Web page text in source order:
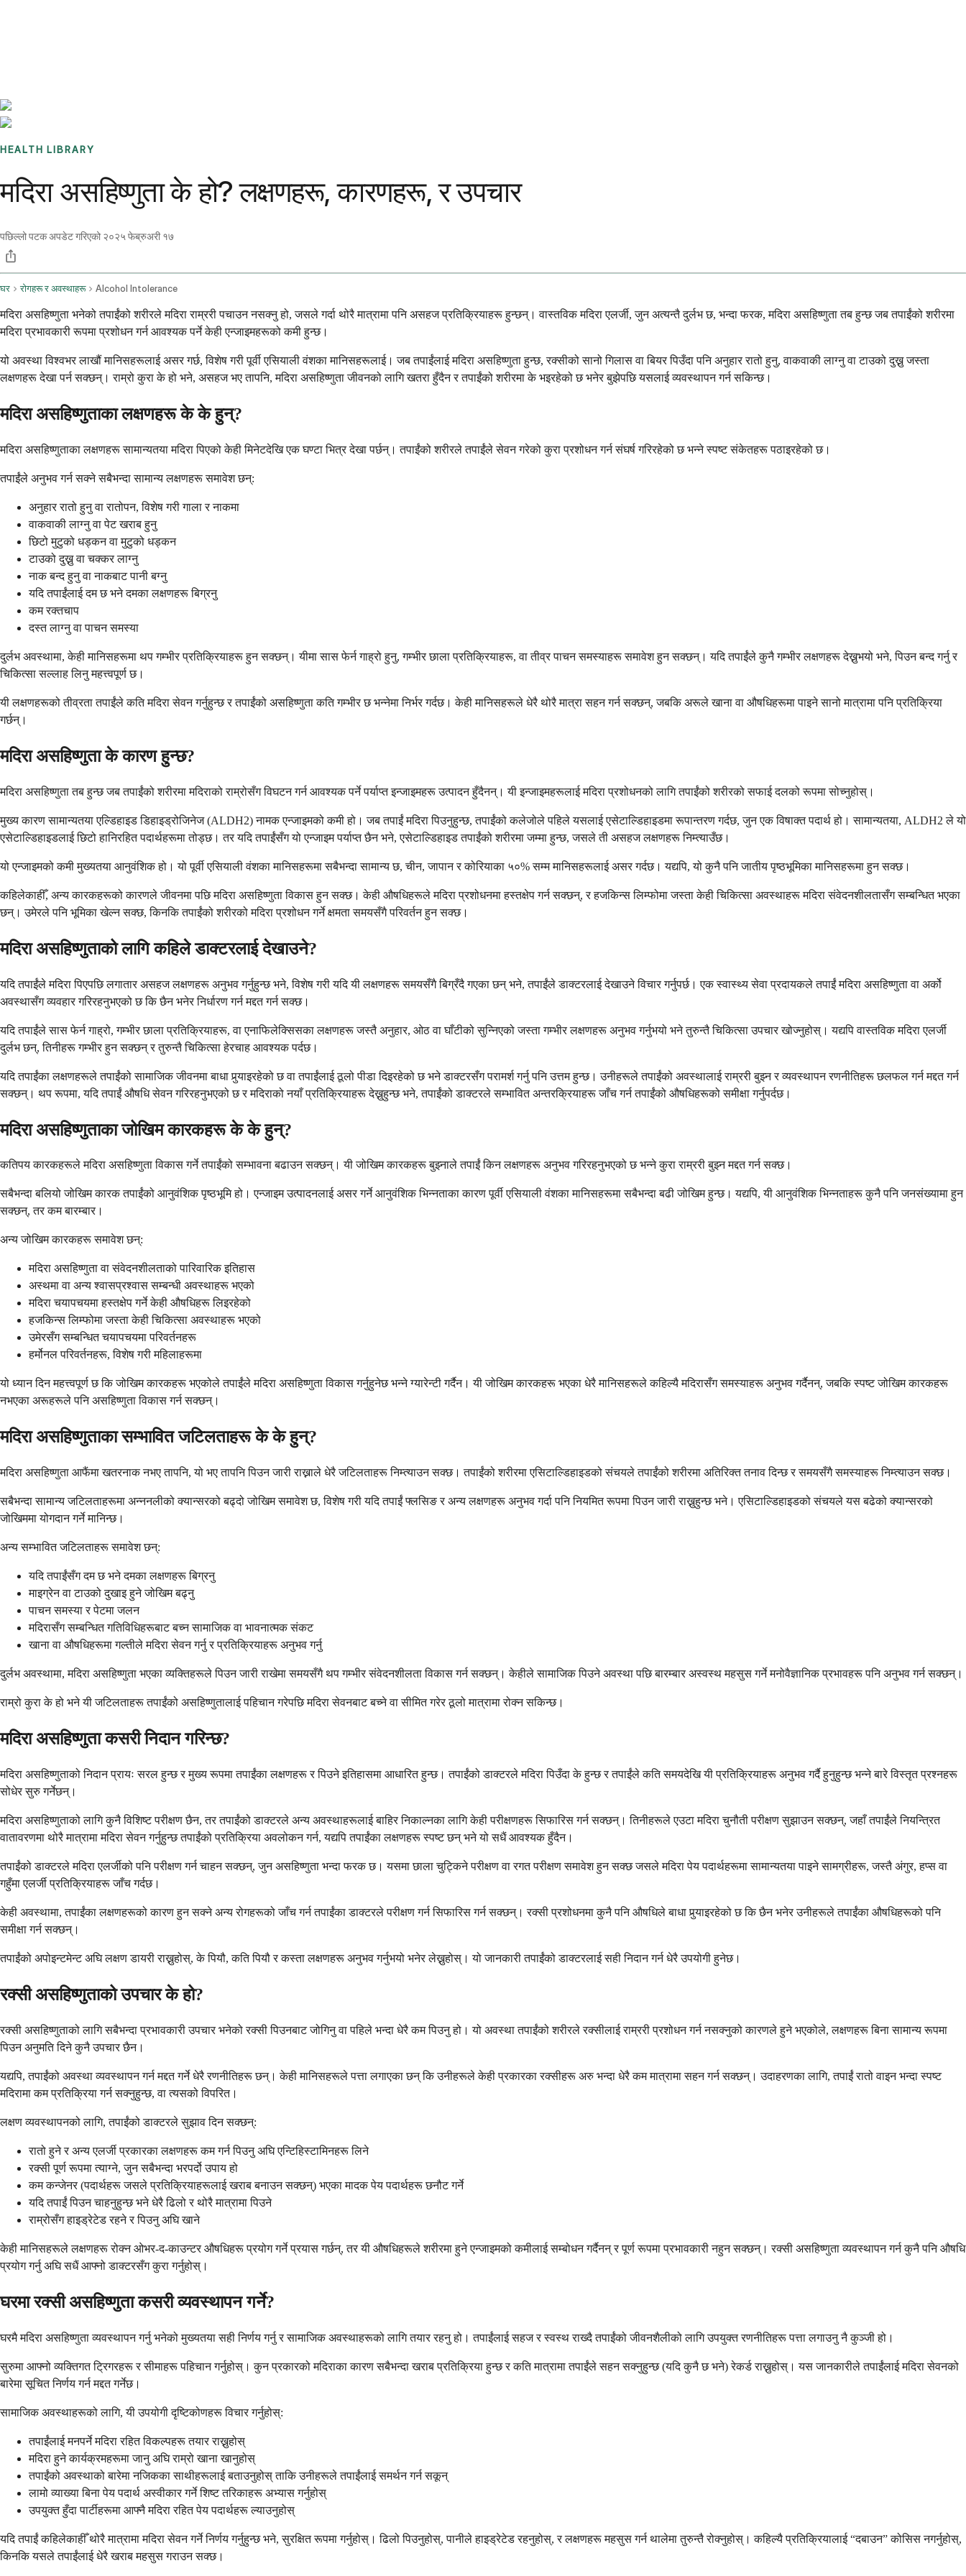
HEALTH LIBRARY
मदिरा असहिष्णुता के हो? लक्षणहरू, कारणहरू, र उपचार
पछिल्लो पटक अपडेट गरिएको २०२५ फेब्रुअरी १७
घर रोगहरू र अवस्थाहरू Alcohol Intolerance
मदिरा असहिष्णुता भनेको तपाईंको शरीरले मदिरा राम्ररी पचाउन नसक्नु हो, जसले गर्दा थोरै मात्रामा पनि असहज प्रतिक्रियाहरू हुन्छन्। वास्तविक मदिरा एलर्जी, जुन अत्यन्तै दुर्लभ छ, भन्दा फरक, मदिरा असहिष्णुता तब हुन्छ जब तपाईंको शरीरमा
मदिरा प्रभावकारी रूपमा प्रशोधन गर्न आवश्यक पर्ने केही एन्जाइमहरूको कमी हुन्छ।
यो अवस्था विश्वभर लाखौं मानिसहरूलाई असर गर्छ, विशेष गरी पूर्वी एसियाली वंशका मानिसहरूलाई। जब तपाईंलाई मदिरा असहिष्णुता हुन्छ, रक्सीको सानो गिलास वा बियर पिउँदा पनि अनुहार रातो हुनु, वाकवाकी लाग्नु वा टाउको दुख्नु जस्ता
लक्षणहरू देखा पर्न सक्छन्। राम्रो कुरा के हो भने, असहज भए तापनि, मदिरा असहिष्णुता जीवनको लागि खतरा हुँदैन र तपाईंको शरीरमा के भइरहेको छ भनेर बुझेपछि यसलाई व्यवस्थापन गर्न सकिन्छ।
मदिरा असहिष्णुताका लक्षणहरू के के हुन्?
मदिरा असहिष्णुताका लक्षणहरू सामान्यतया मदिरा पिएको केही मिनेटदेखि एक घण्टा भित्र देखा पर्छन्। तपाईंको शरीरले तपाईंले सेवन गरेको कुरा प्रशोधन गर्न संघर्ष गरिरहेको छ भन्ने स्पष्ट संकेतहरू पठाइरहेको छ।
तपाईंले अनुभव गर्न सक्ने सबैभन्दा सामान्य लक्षणहरू समावेश छन्:
अनुहार रातो हुनु वा रातोपन, विशेष गरी गाला र नाकमा
वाकवाकी लाग्नु वा पेट खराब हुनु
छिटो मुटुको धड्कन वा मुटुको धड्कन
टाउको दुख्नु वा चक्कर लाग्नु
नाक बन्द हुनु वा नाकबाट पानी बग्नु
यदि तपाईंलाई दम छ भने दमका लक्षणहरू बिग्रनु
कम रक्तचाप
दस्त लाग्नु वा पाचन समस्या
दुर्लभ अवस्थामा, केही मानिसहरूमा थप गम्भीर प्रतिक्रियाहरू हुन सक्छन्। यीमा सास फेर्न गाह्रो हुनु, गम्भीर छाला प्रतिक्रियाहरू, वा तीव्र पाचन समस्याहरू समावेश हुन सक्छन्। यदि तपाईंले कुनै गम्भीर लक्षणहरू देख्नुभयो भने, पिउन बन्द गर्नु र
चिकित्सा सल्लाह लिनु महत्त्वपूर्ण छ।
यी लक्षणहरूको तीव्रता तपाईंले कति मदिरा सेवन गर्नुहुन्छ र तपाईंको असहिष्णुता कति गम्भीर छ भन्नेमा निर्भर गर्दछ। केही मानिसहरूले धेरै थोरै मात्रा सहन गर्न सक्छन्, जबकि अरूले खाना वा औषधिहरूमा पाइने सानो मात्रामा पनि प्रतिक्रिया
गर्छन्।
मदिरा असहिष्णुता के कारण हुन्छ?
मदिरा असहिष्णुता तब हुन्छ जब तपाईंको शरीरमा मदिराको राम्रोसँग विघटन गर्न आवश्यक पर्ने पर्याप्त इन्जाइमहरू उत्पादन हुँदैनन्। यी इन्जाइमहरूलाई मदिरा प्रशोधनको लागि तपाईंको शरीरको सफाई दलको रूपमा सोच्नुहोस्।
मुख्य कारण सामान्यतया एल्डिहाइड डिहाइड्रोजिनेज (ALDH2) नामक एन्जाइमको कमी हो। जब तपाईं मदिरा पिउनुहुन्छ, तपाईंको कलेजोले पहिले यसलाई एसेटाल्डिहाइडमा रूपान्तरण गर्दछ, जुन एक विषाक्त पदार्थ हो। सामान्यतया, ALDH2 ले यो
एसेटाल्डिहाइडलाई छिटो हानिरहित पदार्थहरूमा तोड्छ। तर यदि तपाईंसँग यो एन्जाइम पर्याप्त छैन भने, एसेटाल्डिहाइड तपाईंको शरीरमा जम्मा हुन्छ, जसले ती असहज लक्षणहरू निम्त्याउँछ।
यो एन्जाइमको कमी मुख्यतया आनुवंशिक हो। यो पूर्वी एसियाली वंशका मानिसहरूमा सबैभन्दा सामान्य छ, चीन, जापान र कोरियाका ५०% सम्म मानिसहरूलाई असर गर्दछ। यद्यपि, यो कुनै पनि जातीय पृष्ठभूमिका मानिसहरूमा हुन सक्छ।
कहिलेकाहीँ, अन्य कारकहरूको कारणले जीवनमा पछि मदिरा असहिष्णुता विकास हुन सक्छ। केही औषधिहरूले मदिरा प्रशोधनमा हस्तक्षेप गर्न सक्छन्, र हजकिन्स लिम्फोमा जस्ता केही चिकित्सा अवस्थाहरू मदिरा संवेदनशीलतासँग सम्बन्धित भएका
छन्। उमेरले पनि भूमिका खेल्न सक्छ, किनकि तपाईंको शरीरको मदिरा प्रशोधन गर्ने क्षमता समयसँगै परिवर्तन हुन सक्छ।
मदिरा असहिष्णुताको लागि कहिले डाक्टरलाई देखाउने?
यदि तपाईंले मदिरा पिएपछि लगातार असहज लक्षणहरू अनुभव गर्नुहुन्छ भने, विशेष गरी यदि यी लक्षणहरू समयसँगै बिग्रँदै गएका छन् भने, तपाईंले डाक्टरलाई देखाउने विचार गर्नुपर्छ। एक स्वास्थ्य सेवा प्रदायकले तपाईं मदिरा असहिष्णुता वा अर्को
अवस्थासँग व्यवहार गरिरहनुभएको छ कि छैन भनेर निर्धारण गर्न मद्दत गर्न सक्छ।
यदि तपाईंले सास फेर्न गाह्रो, गम्भीर छाला प्रतिक्रियाहरू, वा एनाफिलेक्सिसका लक्षणहरू जस्तै अनुहार, ओठ वा घाँटीको सुन्निएको जस्ता गम्भीर लक्षणहरू अनुभव गर्नुभयो भने तुरुन्तै चिकित्सा उपचार खोज्नुहोस्। यद्यपि वास्तविक मदिरा एलर्जी
दुर्लभ छन्, तिनीहरू गम्भीर हुन सक्छन् र तुरुन्तै चिकित्सा हेरचाह आवश्यक पर्दछ।
यदि तपाईंका लक्षणहरूले तपाईंको सामाजिक जीवनमा बाधा पुर्‍याइरहेको छ वा तपाईंलाई ठूलो पीडा दिइरहेको छ भने डाक्टरसँग परामर्श गर्नु पनि उत्तम हुन्छ। उनीहरूले तपाईंको अवस्थालाई राम्ररी बुझ्न र व्यवस्थापन रणनीतिहरू छलफल गर्न मद्दत गर्न
सक्छन्। थप रूपमा, यदि तपाईं औषधि सेवन गरिरहनुभएको छ र मदिराको नयाँ प्रतिक्रियाहरू देख्नुहुन्छ भने, तपाईंको डाक्टरले सम्भावित अन्तरक्रियाहरू जाँच गर्न तपाईंको औषधिहरूको समीक्षा गर्नुपर्दछ।
मदिरा असहिष्णुताका जोखिम कारकहरू के के हुन्?
कतिपय कारकहरूले मदिरा असहिष्णुता विकास गर्ने तपाईंको सम्भावना बढाउन सक्छन्। यी जोखिम कारकहरू बुझ्नाले तपाईं किन लक्षणहरू अनुभव गरिरहनुभएको छ भन्ने कुरा राम्ररी बुझ्न मद्दत गर्न सक्छ।
सबैभन्दा बलियो जोखिम कारक तपाईंको आनुवंशिक पृष्ठभूमि हो। एन्जाइम उत्पादनलाई असर गर्ने आनुवंशिक भिन्नताका कारण पूर्वी एसियाली वंशका मानिसहरूमा सबैभन्दा बढी जोखिम हुन्छ। यद्यपि, यी आनुवंशिक भिन्नताहरू कुनै पनि जनसंख्यामा हुन
सक्छन्, तर कम बारम्बार।
अन्य जोखिम कारकहरू समावेश छन्:
मदिरा असहिष्णुता वा संवेदनशीलताको पारिवारिक इतिहास
अस्थमा वा अन्य श्वासप्रश्वास सम्बन्धी अवस्थाहरू भएको
मदिरा चयापचयमा हस्तक्षेप गर्ने केही औषधिहरू लिइरहेको
हजकिन्स लिम्फोमा जस्ता केही चिकित्सा अवस्थाहरू भएको
उमेरसँग सम्बन्धित चयापचयमा परिवर्तनहरू
हर्मोनल परिवर्तनहरू, विशेष गरी महिलाहरूमा
यो ध्यान दिन महत्त्वपूर्ण छ कि जोखिम कारकहरू भएकोले तपाईंले मदिरा असहिष्णुता विकास गर्नुहुनेछ भन्ने ग्यारेन्टी गर्दैन। यी जोखिम कारकहरू भएका धेरै मानिसहरूले कहिल्यै मदिरासँग समस्याहरू अनुभव गर्दैनन्, जबकि स्पष्ट जोखिम कारकहरू
नभएका अरूहरूले पनि असहिष्णुता विकास गर्न सक्छन्।
मदिरा असहिष्णुताका सम्भावित जटिलताहरू के के हुन्?
मदिरा असहिष्णुता आफैंमा खतरनाक नभए तापनि, यो भए तापनि पिउन जारी राख्नाले धेरै जटिलताहरू निम्त्याउन सक्छ। तपाईंको शरीरमा एसिटाल्डिहाइडको संचयले तपाईंको शरीरमा अतिरिक्त तनाव दिन्छ र समयसँगै समस्याहरू निम्त्याउन सक्छ।
सबैभन्दा सामान्य जटिलताहरूमा अन्ननलीको क्यान्सरको बढ्दो जोखिम समावेश छ, विशेष गरी यदि तपाईं फ्लसिङ र अन्य लक्षणहरू अनुभव गर्दा पनि नियमित रूपमा पिउन जारी राख्नुहुन्छ भने। एसिटाल्डिहाइडको संचयले यस बढेको क्यान्सरको
जोखिममा योगदान गर्ने मानिन्छ।
अन्य सम्भावित जटिलताहरू समावेश छन्:
यदि तपाईंसँग दम छ भने दमका लक्षणहरू बिग्रनु
माइग्रेन वा टाउको दुखाइ हुने जोखिम बढ्नु
पाचन समस्या र पेटमा जलन
मदिरासँग सम्बन्धित गतिविधिहरूबाट बच्न सामाजिक वा भावनात्मक संकट
खाना वा औषधिहरूमा गल्तीले मदिरा सेवन गर्नु र प्रतिक्रियाहरू अनुभव गर्नु
दुर्लभ अवस्थामा, मदिरा असहिष्णुता भएका व्यक्तिहरूले पिउन जारी राखेमा समयसँगै थप गम्भीर संवेदनशीलता विकास गर्न सक्छन्। केहीले सामाजिक पिउने अवस्था पछि बारम्बार अस्वस्थ महसुस गर्ने मनोवैज्ञानिक प्रभावहरू पनि अनुभव गर्न सक्छन्।
राम्रो कुरा के हो भने यी जटिलताहरू तपाईंको असहिष्णुतालाई पहिचान गरेपछि मदिरा सेवनबाट बच्ने वा सीमित गरेर ठूलो मात्रामा रोक्न सकिन्छ।
मदिरा असहिष्णुता कसरी निदान गरिन्छ?
मदिरा असहिष्णुताको निदान प्रायः सरल हुन्छ र मुख्य रूपमा तपाईंका लक्षणहरू र पिउने इतिहासमा आधारित हुन्छ। तपाईंको डाक्टरले मदिरा पिउँदा के हुन्छ र तपाईंले कति समयदेखि यी प्रतिक्रियाहरू अनुभव गर्दै हुनुहुन्छ भन्ने बारे विस्तृत प्रश्नहरू
सोधेर सुरु गर्नेछन्।
मदिरा असहिष्णुताको लागि कुनै विशिष्ट परीक्षण छैन, तर तपाईंको डाक्टरले अन्य अवस्थाहरूलाई बाहिर निकाल्नका लागि केही परीक्षणहरू सिफारिस गर्न सक्छन्। तिनीहरूले एउटा मदिरा चुनौती परीक्षण सुझाउन सक्छन्, जहाँ तपाईंले नियन्त्रित
वातावरणमा थोरै मात्रामा मदिरा सेवन गर्नुहुन्छ तपाईंको प्रतिक्रिया अवलोकन गर्न, यद्यपि तपाईंका लक्षणहरू स्पष्ट छन् भने यो सधैं आवश्यक हुँदैन।
तपाईंको डाक्टरले मदिरा एलर्जीको पनि परीक्षण गर्न चाहन सक्छन्, जुन असहिष्णुता भन्दा फरक छ। यसमा छाला चुट्किने परीक्षण वा रगत परीक्षण समावेश हुन सक्छ जसले मदिरा पेय पदार्थहरूमा सामान्यतया पाइने सामग्रीहरू, जस्तै अंगुर, हप्स वा
गहुँमा एलर्जी प्रतिक्रियाहरू जाँच गर्दछ।
केही अवस्थामा, तपाईंका लक्षणहरूको कारण हुन सक्ने अन्य रोगहरूको जाँच गर्न तपाईंका डाक्टरले परीक्षण गर्न सिफारिस गर्न सक्छन्। रक्सी प्रशोधनमा कुनै पनि औषधिले बाधा पुर्‍याइरहेको छ कि छैन भनेर उनीहरूले तपाईंका औषधिहरूको पनि
समीक्षा गर्न सक्छन्।
तपाईंको अपोइन्टमेन्ट अघि लक्षण डायरी राख्नुहोस्, के पियौ, कति पियौ र कस्ता लक्षणहरू अनुभव गर्नुभयो भनेर लेख्नुहोस्। यो जानकारी तपाईंको डाक्टरलाई सही निदान गर्न धेरै उपयोगी हुनेछ।
रक्सी असहिष्णुताको उपचार के हो?
रक्सी असहिष्णुताको लागि सबैभन्दा प्रभावकारी उपचार भनेको रक्सी पिउनबाट जोगिनु वा पहिले भन्दा धेरै कम पिउनु हो। यो अवस्था तपाईंको शरीरले रक्सीलाई राम्ररी प्रशोधन गर्न नसक्नुको कारणले हुने भएकोले, लक्षणहरू बिना सामान्य रूपमा
पिउन अनुमति दिने कुनै उपचार छैन।
यद्यपि, तपाईंको अवस्था व्यवस्थापन गर्न मद्दत गर्ने धेरै रणनीतिहरू छन्। केही मानिसहरूले पत्ता लगाएका छन् कि उनीहरूले केही प्रकारका रक्सीहरू अरु भन्दा धेरै कम मात्रामा सहन गर्न सक्छन्। उदाहरणका लागि, तपाईं रातो वाइन भन्दा स्पष्ट
मदिरामा कम प्रतिक्रिया गर्न सक्नुहुन्छ, वा त्यसको विपरित।
लक्षण व्यवस्थापनको लागि, तपाईंको डाक्टरले सुझाव दिन सक्छन्:
रातो हुने र अन्य एलर्जी प्रकारका लक्षणहरू कम गर्न पिउनु अघि एन्टिहिस्टामिनहरू लिने
रक्सी पूर्ण रूपमा त्याग्ने, जुन सबैभन्दा भरपर्दो उपाय हो
कम कन्जेनर (पदार्थहरू जसले प्रतिक्रियाहरूलाई खराब बनाउन सक्छन्) भएका मादक पेय पदार्थहरू छनौट गर्ने
यदि तपाईं पिउन चाहनुहुन्छ भने धेरै ढिलो र थोरै मात्रामा पिउने
राम्रोसँग हाइड्रेटेड रहने र पिउनु अघि खाने
केही मानिसहरूले लक्षणहरू रोक्न ओभर-द-काउन्टर औषधिहरू प्रयोग गर्ने प्रयास गर्छन्, तर यी औषधिहरूले शरीरमा हुने एन्जाइमको कमीलाई सम्बोधन गर्दैनन् र पूर्ण रूपमा प्रभावकारी नहुन सक्छन्। रक्सी असहिष्णुता व्यवस्थापन गर्न कुनै पनि औषधि
प्रयोग गर्नु अघि सधैं आफ्नो डाक्टरसँग कुरा गर्नुहोस्।
घरमा रक्सी असहिष्णुता कसरी व्यवस्थापन गर्ने?
घरमै मदिरा असहिष्णुता व्यवस्थापन गर्नु भनेको मुख्यतया सही निर्णय गर्नु र सामाजिक अवस्थाहरूको लागि तयार रहनु हो। तपाईंलाई सहज र स्वस्थ राख्दै तपाईंको जीवनशैलीको लागि उपयुक्त रणनीतिहरू पत्ता लगाउनु नै कुञ्जी हो।
सुरुमा आफ्नो व्यक्तिगत ट्रिगरहरू र सीमाहरू पहिचान गर्नुहोस्। कुन प्रकारको मदिराका कारण सबैभन्दा खराब प्रतिक्रिया हुन्छ र कति मात्रामा तपाईंले सहन सक्नुहुन्छ (यदि कुनै छ भने) रेकर्ड राख्नुहोस्। यस जानकारीले तपाईंलाई मदिरा सेवनको
बारेमा सूचित निर्णय गर्न मद्दत गर्नेछ।
सामाजिक अवस्थाहरूको लागि, यी उपयोगी दृष्टिकोणहरू विचार गर्नुहोस्:
तपाईंलाई मनपर्ने मदिरा रहित विकल्पहरू तयार राख्नुहोस्
मदिरा हुने कार्यक्रमहरूमा जानु अघि राम्रो खाना खानुहोस्
तपाईंको अवस्थाको बारेमा नजिकका साथीहरूलाई बताउनुहोस् ताकि उनीहरूले तपाईंलाई समर्थन गर्न सकून्
लामो व्याख्या बिना पेय पदार्थ अस्वीकार गर्ने शिष्ट तरिकाहरू अभ्यास गर्नुहोस्
उपयुक्त हुँदा पार्टीहरूमा आफ्नै मदिरा रहित पेय पदार्थहरू ल्याउनुहोस्
यदि तपाईं कहिलेकाहीँ थोरै मात्रामा मदिरा सेवन गर्ने निर्णय गर्नुहुन्छ भने, सुरक्षित रूपमा गर्नुहोस्। ढिलो पिउनुहोस्, पानीले हाइड्रेटेड रहनुहोस्, र लक्षणहरू महसुस गर्न थालेमा तुरुन्तै रोक्नुहोस्। कहिल्यै प्रतिक्रियालाई “दबाउन” कोसिस नगर्नुहोस्,
किनकि यसले तपाईंलाई धेरै खराब महसुस गराउन सक्छ।